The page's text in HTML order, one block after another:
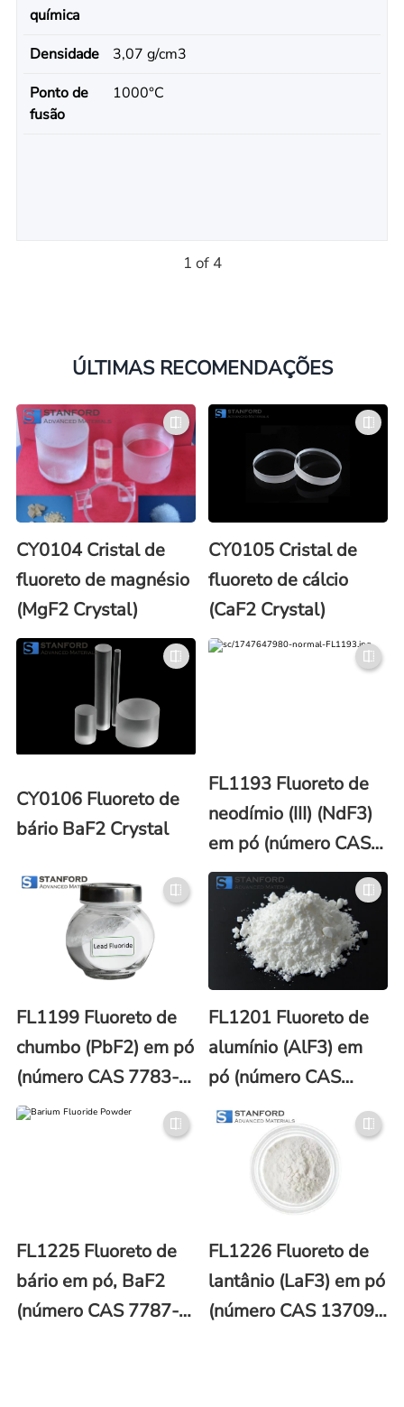
química
Densidade
3,07 g/cm3
Ponto de
fusão
1000°С
1 of 4
ÚLTIMAS RECOMENDAÇÕES
CY0104 Cristal de
fluoreto de magnésio
(MgF2 Crystal)
CY0105 Cristal de
fluoreto de cálcio
(CaF2 Crystal)
CY0106 Fluoreto de
bário BaF2 Crystal
FL1193 Fluoreto de
neodímio (III) (NdF3)
em pó (número CAS
13709-42-7)
FL1199 Fluoreto de
chumbo (PbF2) em pó
(número CAS 7783-
46-2)
FL1201 Fluoreto de
alumínio (AlF3) em
pó (número CAS
7784-18-1)
FL1225 Fluoreto de
bário em pó, BaF2
(número CAS 7787-
FL1226 Fluoreto de
lantânio (LaF3) em pó
(número CAS 13709-